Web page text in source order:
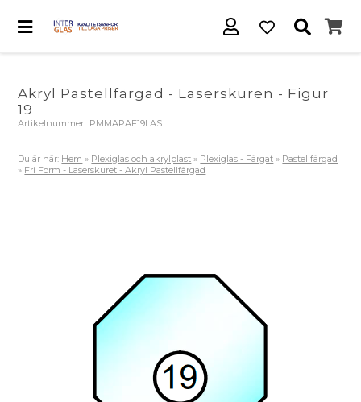
Akryl Pastellfärgad - Laserskuren - Figur
19
Artikelnummer.: PMMAPAF19LAS
Du är här: Hem » Plexiglas och akrylplast » Plexiglas - Färgat » Pastellfärgad
» Fri Form - Laserskuret - Akryl Pastellfärgad